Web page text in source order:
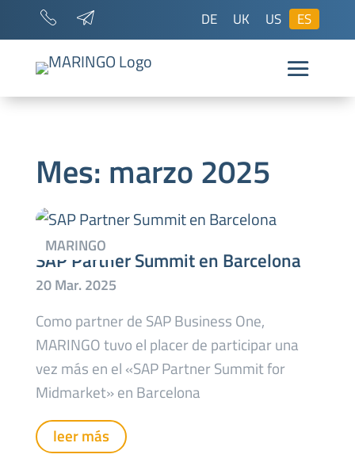
DE UK US ES
Mes: marzo 2025
SAP Partner Summit en Barcelona
Como partner de SAP Business One,
MARINGO tuvo el placer de participar una
vez más en el «SAP Partner Summit for
Midmarket» en Barcelona
leer más